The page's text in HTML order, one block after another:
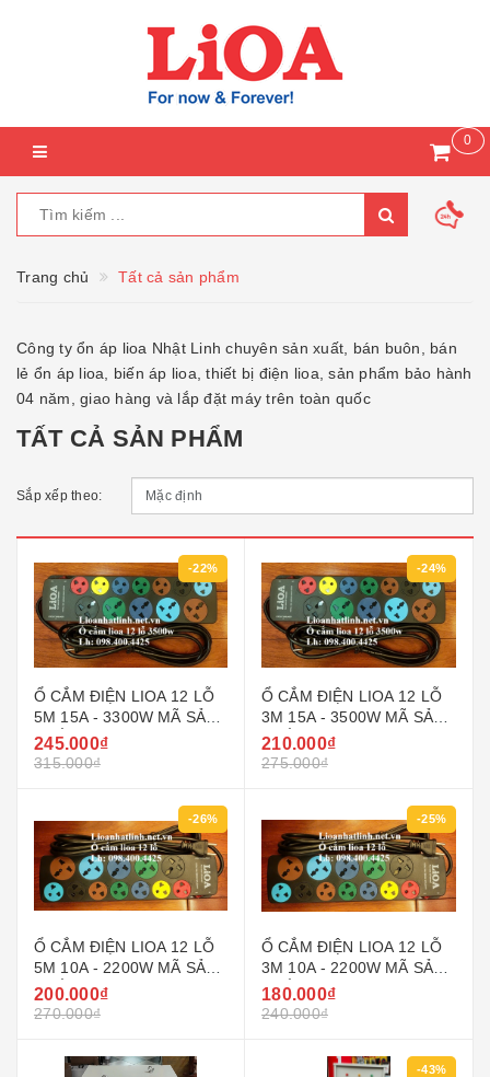
0
Trang chủ Tất cả sản phẩm
Công ty ổn áp lioa Nhật Linh chuyên sản xuất, bán buôn, bán
lẻ ổn áp lioa, biến áp lioa, thiết bị điện lioa, sản phẩm bảo hành
04 năm, giao hàng và lắp đặt máy trên toàn quốc
TẤT CẢ SẢN PHẨM
Sắp xếp theo:
-22%
Ổ CẮM ĐIỆN LIOA 12 LỖ
5M 15A - 3300W MÃ SẢN
PHẨM 5D7SN15A5.2
245.000₫
315.000₫
-24%
Ổ CẮM ĐIỆN LIOA 12 LỖ
3M 15A - 3500W MÃ SẢN
PHẨM 5D7SN15A3.2
210.000₫
275.000₫
-26%
Ổ CẮM ĐIỆN LIOA 12 LỖ
5M 10A - 2200W MÃ SẢN
PHẨM 5D7SN5.2
200.000₫
270.000₫
-25%
Ổ CẮM ĐIỆN LIOA 12 LỖ
3M 10A - 2200W MÃ SẢN
PHẨM 5D7SN3.2
180.000₫
240.000₫
-43%